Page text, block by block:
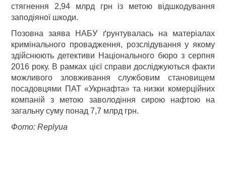
стягнення 2,94 млрд грн із метою відшкодування
заподіяної шкоди.
Позовна заява НАБУ ґрунтувалась на матеріалах
кримінального провадження, розслідування у якому
здійснюють детективи Національного бюро з серпня
2016 року. В рамках цієї справи досліджуються факти
можливого зловживання службовим становищем
посадовцями ПАТ «Укрнафта» та низки комерційних
компаній з метою заволодіння сирою нафтою на
загальну суму понад 7,7 млрд грн.
Фото: Replyua